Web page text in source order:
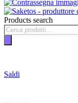
Products search
Saldi